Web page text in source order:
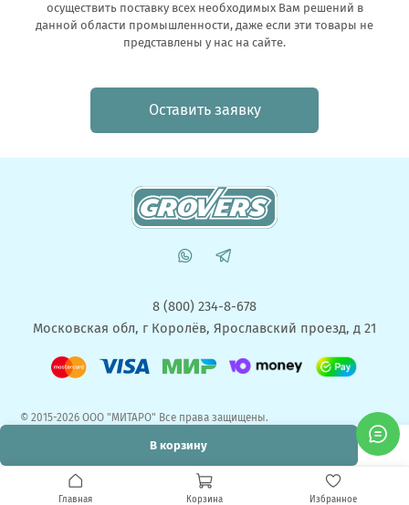
В корзину
осуществить поставку всех необходимых Вам решений в
данной области промышленности, даже если эти товары не
представлены у нас на сайте.
Оставить заявку
8 (800) 234-8-678
Московская обл, г Королёв, Ярославский проезд, д 21
© 2015-2026 ООО "МИТАРО" Все права защищены.
При использовании материалов сайта, ссылка на источник обязательна.
Главная Корзина Избранное